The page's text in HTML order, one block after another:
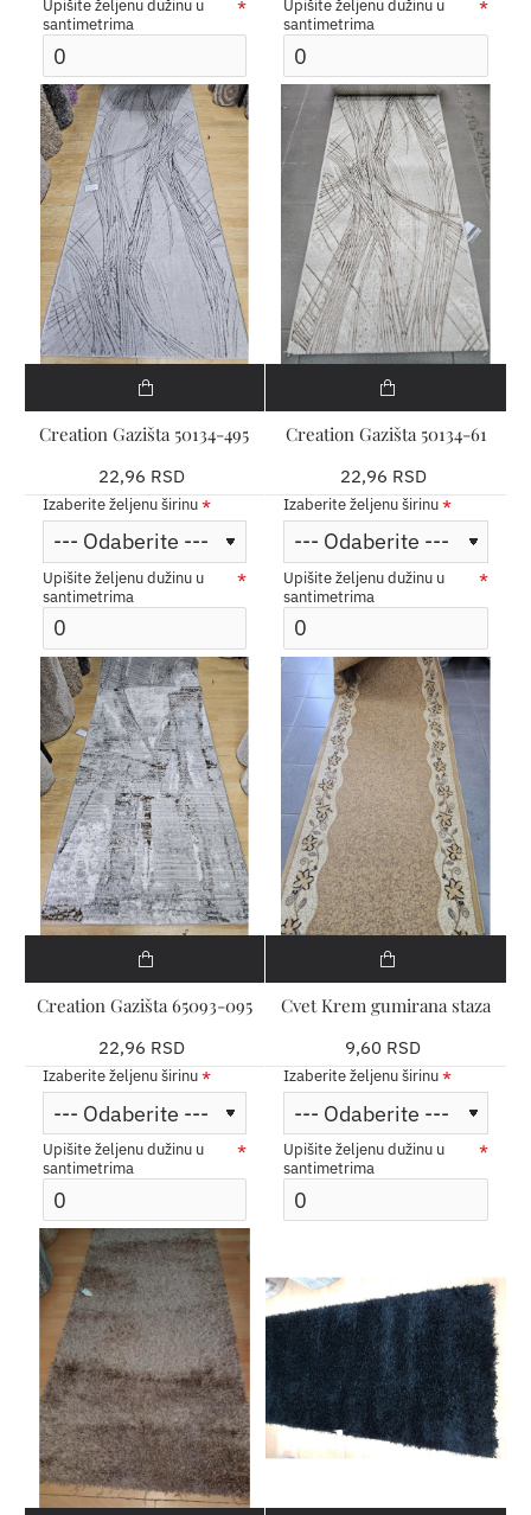
Upišite željenu dužinu u
santimetrima
Upišite željenu dužinu u
santimetrima
Creation Gazišta 50134-495
22,96 RSD
Izaberite željenu širinu
Upišite željenu dužinu u
santimetrima
Creation Gazišta 50134-61
22,96 RSD
Izaberite željenu širinu
Upišite željenu dužinu u
santimetrima
Creation Gazišta 65093-095
22,96 RSD
Izaberite željenu širinu
Upišite željenu dužinu u
santimetrima
Cvet Krem gumirana staza
9,60 RSD
Izaberite željenu širinu
Upišite željenu dužinu u
santimetrima